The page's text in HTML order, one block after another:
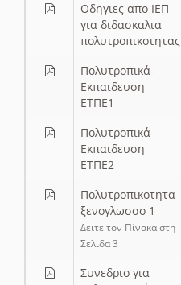
Οδηγιες απο ΙΕΠ
για διδασκαλια
πολυτροπικοτητας
Πολυτροπικά-
Εκπαιδευση
ΕΤΠΕ1
Πολυτροπικά-
Εκπαιδευση
ΕΤΠΕ2
Πολυτροπικοτητα
ξενογλωσσο 1
Δειτε τον Πίνακα στη
Σελιδα 3
Συνεδριο για